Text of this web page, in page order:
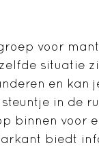
voor
situatie
en kan
in de
binnen voor
biedt